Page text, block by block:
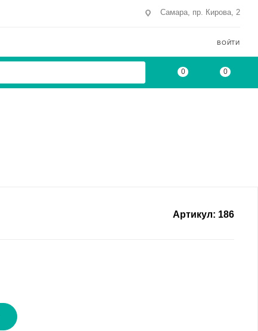
Самара, пр. Кирова, 2
ВОЙТИ
0 0
Артикул: 186